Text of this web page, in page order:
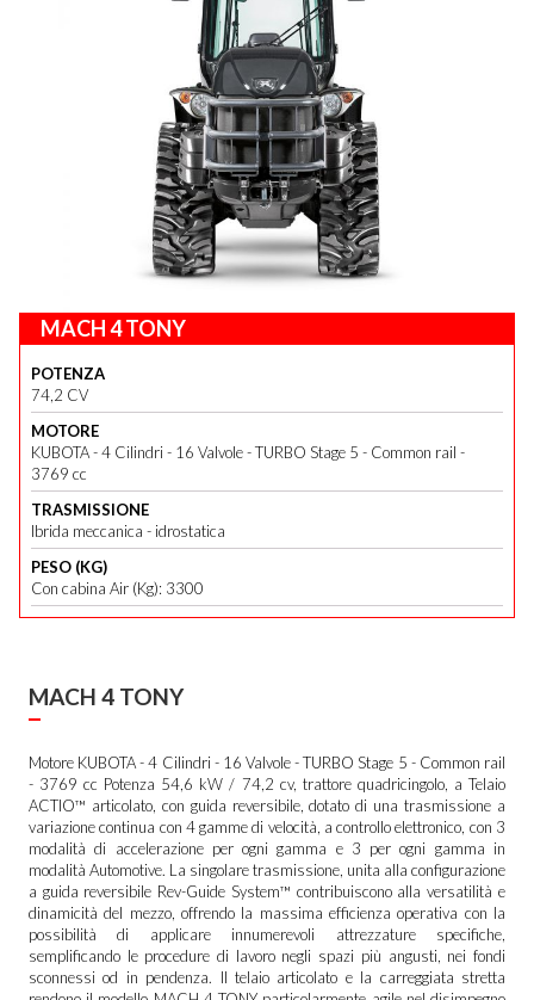
MACH 4 TONY
POTENZA
74,2 CV
MOTORE
KUBOTA - 4 Cilindri - 16 Valvole - TURBO Stage 5 - Common rail -
3769 cc
TRASMISSIONE
Ibrida meccanica - idrostatica
PESO (KG)
Con cabina Air (Kg): 3300
MACH 4 TONY
Motore KUBOTA - 4 Cilindri - 16 Valvole - TURBO Stage 5 - Common rail
- 3769 cc Potenza 54,6 kW / 74,2 cv, trattore quadricingolo, a Telaio
ACTIO™ articolato, con guida reversibile, dotato di una trasmissione a
variazione continua con 4 gamme di velocità, a controllo elettronico, con 3
modalità di accelerazione per ogni gamma e 3 per ogni gamma in
modalità Automotive. La singolare trasmissione, unita alla configurazione
a guida reversibile Rev-Guide System™ contribuiscono alla versatilità e
dinamicità del mezzo, offrendo la massima efficienza operativa con la
possibilità di applicare innumerevoli attrezzature specifiche,
semplificando le procedure di lavoro negli spazi più angusti, nei fondi
sconnessi od in pendenza. Il telaio articolato e la carreggiata stretta